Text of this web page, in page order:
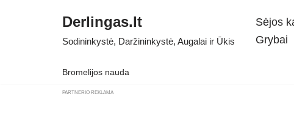
Derlingas.lt
Sodininkystė, Daržininkystė, Augalai ir Ūkis
Sėjos
Grybai
Bromelijos nauda
PARTNERIO REKLAMA